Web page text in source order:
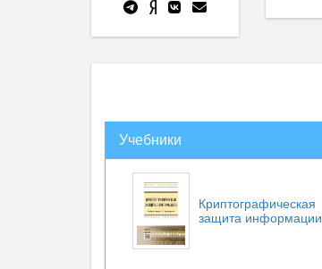
Учебники
Криптографическая
защита информации